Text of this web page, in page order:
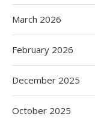
March 2026
February 2026
December 2025
October 2025